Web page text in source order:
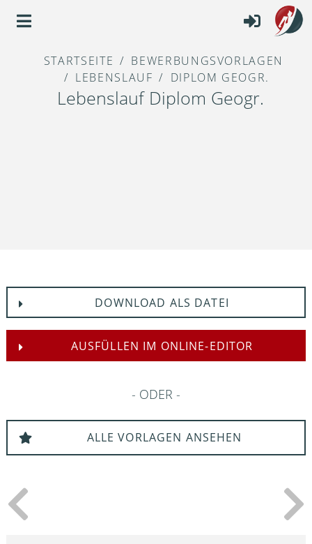
STARTSEITE
BEWERBUNGSVORLAGEN
LEBENSLAUF
DIPLOM GEOGR.
Lebenslauf Diplom Geogr.
DOWNLOAD ALS DATEI
AUSFÜLLEN IM ONLINE-EDITOR
ODER
ALLE VORLAGEN ANSEHEN